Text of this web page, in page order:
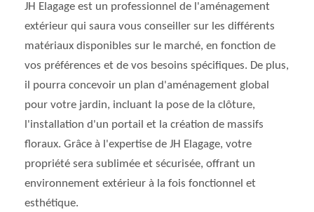
JH Elagage est un professionnel de l'aménagement
extérieur qui saura vous conseiller sur les différents
matériaux disponibles sur le marché, en fonction de
vos préférences et de vos besoins spécifiques. De plus,
il pourra concevoir un plan d'aménagement global
pour votre jardin, incluant la pose de la clôture,
l'installation d'un portail et la création de massifs
floraux. Grâce à l'expertise de JH Elagage, votre
propriété sera sublimée et sécurisée, offrant un
environnement extérieur à la fois fonctionnel et
esthétique.